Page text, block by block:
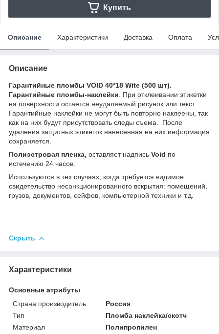
Купить
Описание Характеристики Доставка Оплата
Описание
Гарантийные пломбы VOID 40*18 Wite (500 шт).
Гарантийные пломбы-наклейки . При отклеивании этикетки
на поверхности остается неудаляемый рисунок или текст.
Гарантийные наклейки не могут быть повторно наклеены, так
как на них будут присутствовать следы съема. После
удаления защитных этикеток нанесенная на них информация
сохраняется.
Полиэстровая пленка, оставляет надпись Void по
истечению 24 часов.
Используются в тех случаях, когда требуется видимое
свидетельство несанкционированного вскрытия: помещений,
грузов, документов, сейфов, компьютерной техники и т.д.
Скрыть
Характеристики
Основные атрибуты
Страна производитель
Россия
Тип
Пломба наклейка/скотч
Материал
Полипропилен